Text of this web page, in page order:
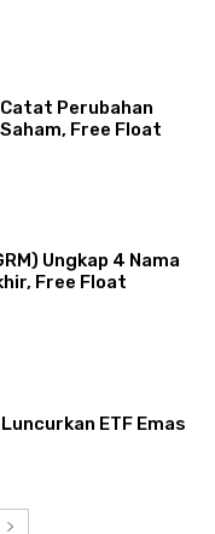
Catat Perubahan
Free Float
Ungkap 4 Nama
Free Float
ETF Emas